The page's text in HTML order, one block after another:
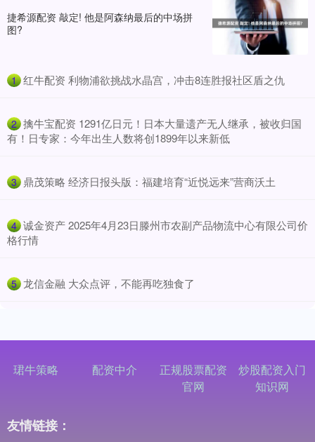
捷希源配资 敲定! 他是阿森纳最后的中场拼
图?
1 ​红牛配资 利物浦欲挑战水晶宫，冲击8连胜报社区盾之仇
2 ​擒牛宝配资 1291亿日元！日本大量遗产无人继承，被收归国
有！日专家：今年出生人数将创1899年以来新低
3 ​鼎茂策略 经济日报头版：福建培育“近悦远来”营商沃土
4 ​诚金资产 2025年4月23日滕州市农副产品物流中心有限公司价
格行情
5 ​龙信金融 大众点评，不能再吃独食了
珺牛策略 配资中介
正规股票配资
官网
炒股配资入门
知识网
友情链接：